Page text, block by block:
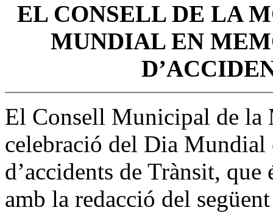
EL CONSELL DE LA
MUNDIAL EN
El Consell Municipal de la
celebració del Dia
d’accidents de Trànsit,
amb la redacció del